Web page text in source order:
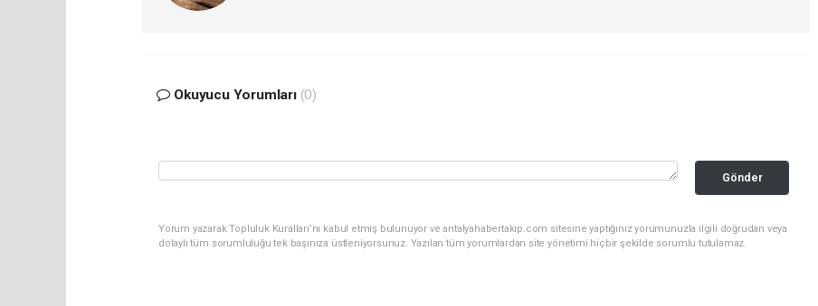
Okuyucu Yorumları (0)
Gönder
Yorum yazarak Topluluk Kuralları’nı kabul etmiş bulunuyor ve antalyahabertakip.com sitesine yaptığınız yorumunuzla ilgili doğrudan veya
dolaylı tüm sorumluluğu tek başınıza üstleniyorsunuz. Yazılan tüm yorumlardan site yönetimi hiçbir şekilde sorumlu tutulamaz.